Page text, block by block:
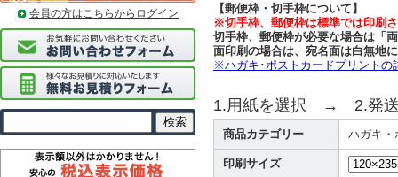
【郵便枠・切手枠について】
※切手枠、郵便枠は標準では印刷
切手枠、郵便枠が必要な場合は「
面印刷の場合は、宛名面は白無地
※ハガキ･ポストカードプリントの
1.用紙を選択 → 2.発
商品カテゴリー ハガキ・
印刷サイズ
会員の方はこちらからログイン